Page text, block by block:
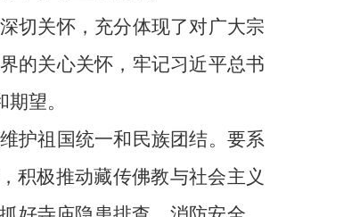
切关怀，充分体现了对广大宗
的关心关怀，牢记习近平总书
望。
护祖国统一和民族团结。要系
积极推动藏传佛教与社会主义